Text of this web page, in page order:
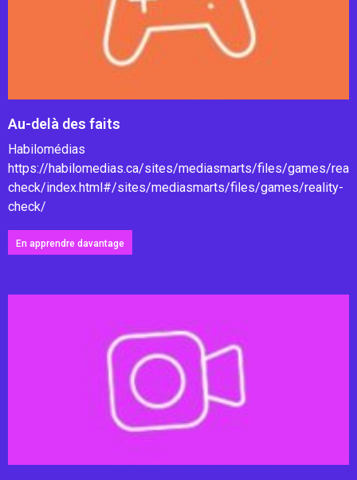
Au-delà des faits
Habilomédias
https://habilomedias.ca/sites/mediasmarts/files/games/
check/index.html#/sites/mediasmarts/files/games/reality-
check/
En apprendre davantage